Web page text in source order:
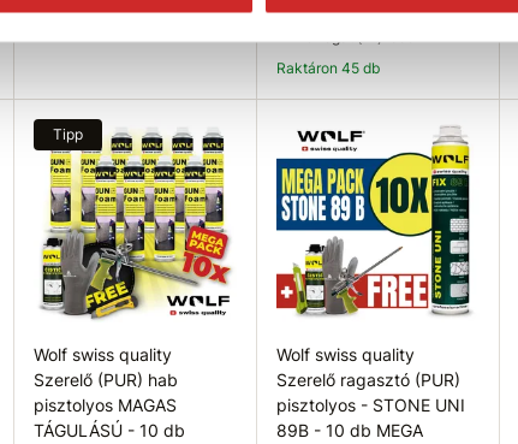
Kosárba
Raktáron 45 db
Kosárba
Tipp
Wolf swiss quality
Szerelő (PUR) hab
pisztolyos MAGAS
TÁGULÁSÚ - 10 db
Wolf swiss quality
Szerelő ragasztó (PUR)
pisztolyos - STONE UNI
89B - 10 db MEGA